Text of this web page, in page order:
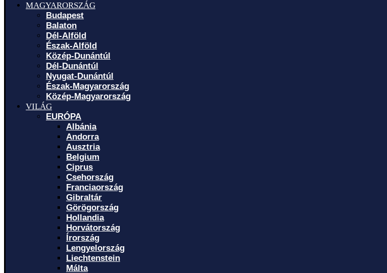
MAGYARORSZÁG
Budapest
Balaton
Dél-Alföld
Észak-Alföld
Közép-Dunántúl
Dél-Dunántúl
Nyugat-Dunántúl
Észak-Magyarország
Közép-Magyarország
VILÁG
EURÓPA
Albánia
Andorra
Ausztria
Belgium
Ciprus
Csehország
Franciaország
Gibraltár
Görögország
Hollandia
Horvátország
Írország
Lengyelország
Liechtenstein
Málta